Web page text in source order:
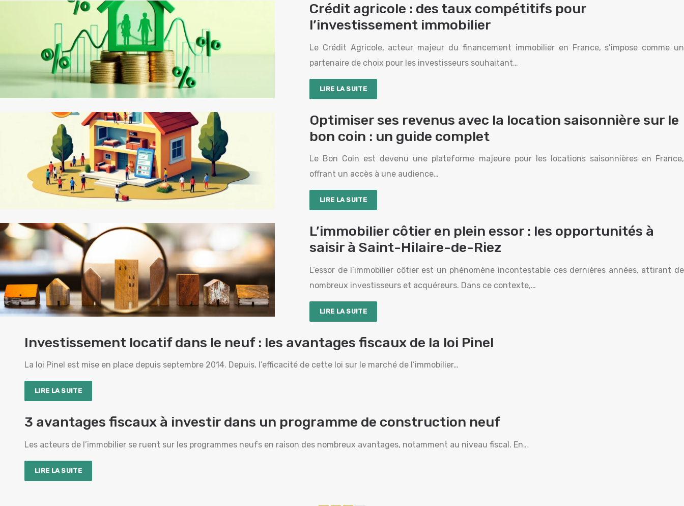
Crédit agricole : des taux compétitifs pour
l’investissement immobilier
Le Crédit Agricole, acteur majeur du financement immobilier en France, s’impose comme un
partenaire de choix pour les investisseurs souhaitant…
LIRE LA SUITE
Optimiser ses revenus avec la location saisonnière sur le
bon coin : un guide complet
Le Bon Coin est devenu une plateforme majeure pour les locations saisonnières en France,
offrant un accès à une audience…
LIRE LA SUITE
L’immobilier côtier en plein essor : les opportunités à
saisir à Saint-Hilaire-de-Riez
L’essor de l’immobilier côtier est un phénomène incontestable ces dernières années, attirant de
nombreux investisseurs et acquéreurs. Dans ce contexte,…
LIRE LA SUITE
Investissement locatif dans le neuf : les avantages fiscaux de la loi Pinel
La loi Pinel est mise en place depuis septembre 2014. Depuis, l’efficacité de cette loi sur le marché de l’immobilier…
LIRE LA SUITE
3 avantages fiscaux à investir dans un programme de construction neuf
Les acteurs de l’immobilier se ruent sur les programmes neufs en raison des nombreux avantages, notamment au niveau fiscal. En…
LIRE LA SUITE